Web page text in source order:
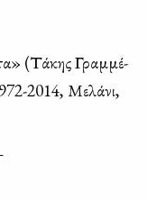
(Τά­κης Γραμ­μέ­
2014, Με­λά­νι,